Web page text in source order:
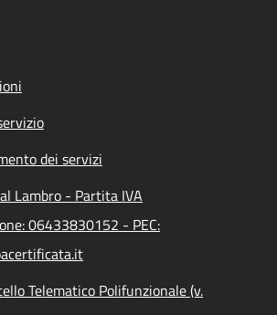
dei servizi
Lambro - Partita IVA
06433830152 - PEC:
Telematico Polifunzionale (v.